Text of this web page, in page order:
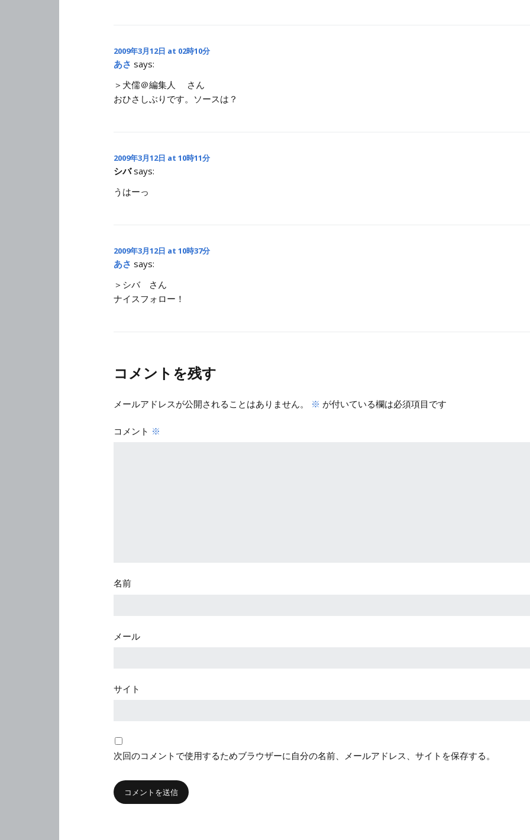
2009年3月12日 at 02時10分
あさ says:
＞犬儒＠編集人 さん
おひさしぶりです。ソースは？
2009年3月12日 at 10時11分
シバ says:
うはーっ
2009年3月12日 at 10時37分
あさ says:
＞シバ さん
ナイスフォロー！
コメントを残す
メールアドレスが公開されることはありません。 ※ が付いている欄は必須項目です
コメント ※
名前
メール
サイト
次回のコメントで使用するためブラウザーに自分の名前、メールアドレス、サイトを保存する。